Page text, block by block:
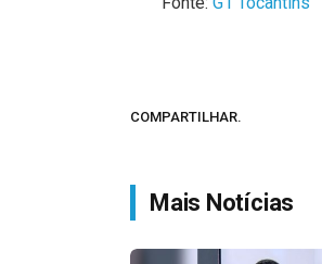
COMPARTILHAR.
Mais Notícias